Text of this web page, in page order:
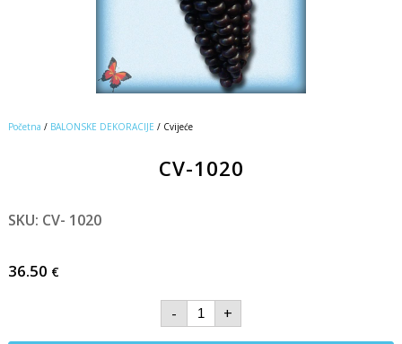
Početna / BALONSKE DEKORACIJE / Cvijeće
CV-1020
SKU: CV- 1020
36.50 €
- +